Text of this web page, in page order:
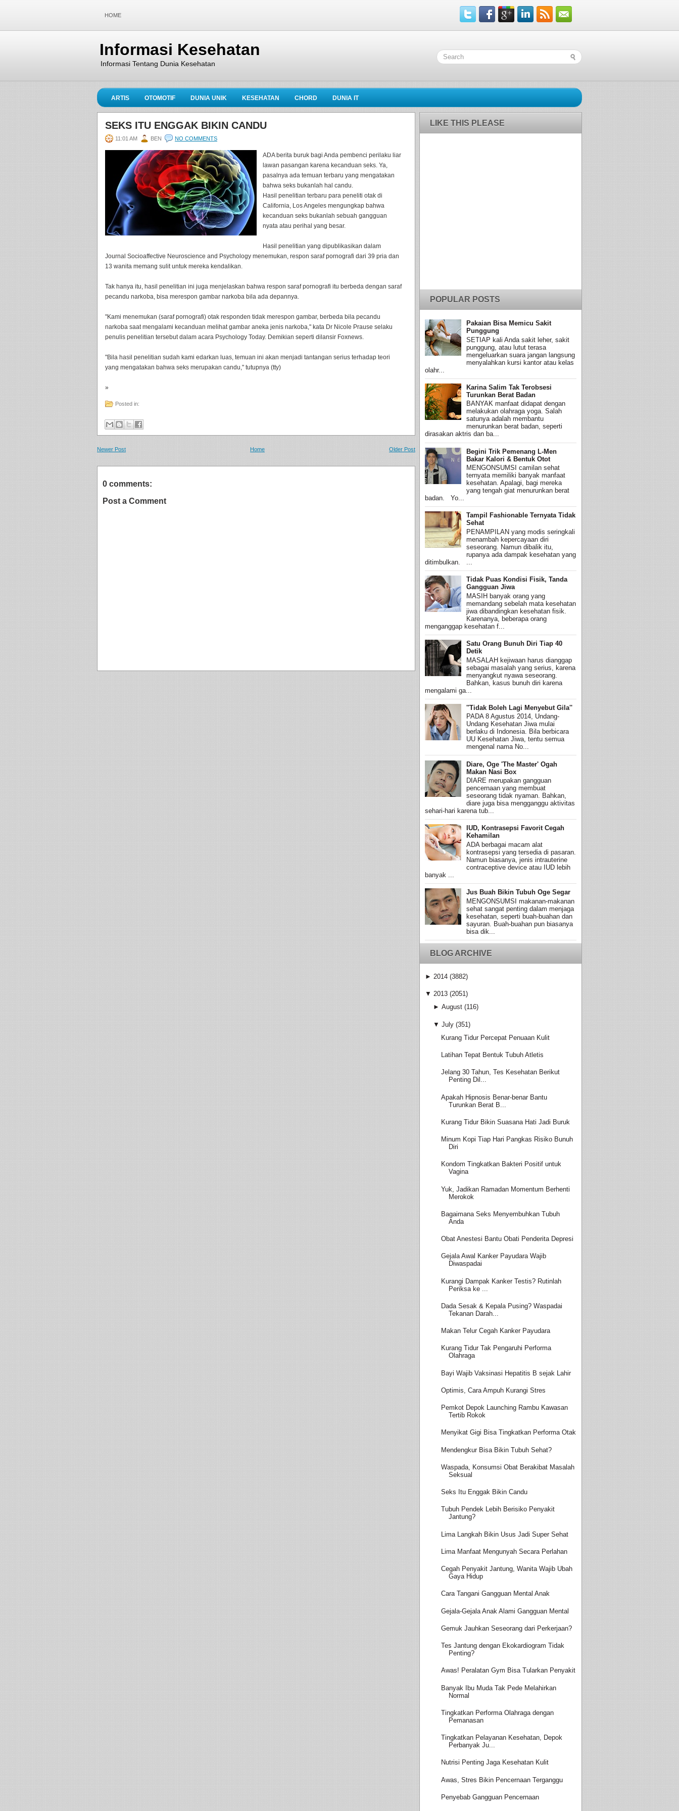
HOME
Informasi Kesehatan
Informasi Tentang Dunia Kesehatan
ARTIS OTOMOTIF DUNIA UNIK KESEHATAN CHORD DUNIA IT
SEKS ITU ENGGAK BIKIN CANDU
11:01 AM BEN NO COMMENTS
ADA berita buruk bagi Anda pembenci perilaku liar
lawan pasangan karena kecanduan seks. Ya,
pasalnya ada temuan terbaru yang mengatakan
bahwa seks bukanlah hal candu.
Hasil penelitian terbaru para peneliti otak di
California, Los Angeles mengungkap bahwa
kecanduan seks bukanlah sebuah gangguan
nyata atau perihal yang besar.
Hasil penelitian yang dipublikasikan dalam
Journal Socioaffective Neuroscience and Psychology menemukan, respon saraf pornografi dari 39 pria dan
13 wanita memang sulit untuk mereka kendalikan.
Tak hanya itu, hasil penelitian ini juga menjelaskan bahwa respon saraf pornografi itu berbeda dengan saraf
pecandu narkoba, bisa merespon gambar narkoba bila ada depannya.
"Kami menemukan (saraf pornografi) otak responden tidak merespon gambar, berbeda bila pecandu
narkoba saat mengalami kecanduan melihat gambar aneka jenis narkoba," kata Dr Nicole Prause selaku
penulis penelitian tersebut dalam acara Psychology Today. Demikian seperti dilansir Foxnews.
"Bila hasil penelitian sudah kami edarkan luas, temuan ini akan menjadi tantangan serius terhadap teori
yang mengatakan bahwa seks merupakan candu," tutupnya (tty)
»
Posted in:
Newer Post Older Post
Home
0 comments:
Post a Comment
LIKE THIS PLEASE
POPULAR POSTS
Pakaian Bisa Memicu Sakit
Punggung
SETIAP kali Anda sakit leher, sakit
punggung, atau lutut terasa
mengeluarkan suara jangan langsung
menyalahkan kursi kantor atau kelas
olahr...
Karina Salim Tak Terobsesi
Turunkan Berat Badan
BANYAK manfaat didapat dengan
melakukan olahraga yoga. Salah
satunya adalah membantu
menurunkan berat badan, seperti
dirasakan aktris dan ba...
Begini Trik Pemenang L-Men
Bakar Kalori & Bentuk Otot
MENGONSUMSI camilan sehat
ternyata memiliki banyak manfaat
kesehatan. Apalagi, bagi mereka
yang tengah giat menurunkan berat
badan. Yo...
Tampil Fashionable Ternyata Tidak
Sehat
PENAMPILAN yang modis seringkali
menambah kepercayaan diri
seseorang. Namun dibalik itu,
rupanya ada dampak kesehatan yang
ditimbulkan. ...
Tidak Puas Kondisi Fisik, Tanda
Gangguan Jiwa
MASIH banyak orang yang
memandang sebelah mata kesehatan
jiwa dibandingkan kesehatan fisik.
Karenanya, beberapa orang
menganggap kesehatan f...
Satu Orang Bunuh Diri Tiap 40
Detik
MASALAH kejiwaan harus dianggap
sebagai masalah yang serius, karena
menyangkut nyawa seseorang.
Bahkan, kasus bunuh diri karena
mengalami ga...
''Tidak Boleh Lagi Menyebut Gila''
PADA 8 Agustus 2014, Undang-
Undang Kesehatan Jiwa mulai
berlaku di Indonesia. Bila berbicara
UU Kesehatan Jiwa, tentu semua
mengenal nama No...
Diare, Oge 'The Master' Ogah
Makan Nasi Box
DIARE merupakan gangguan
pencernaan yang membuat
seseorang tidak nyaman. Bahkan,
diare juga bisa mengganggu aktivitas
sehari-hari karena tub...
IUD, Kontrasepsi Favorit Cegah
Kehamilan
ADA berbagai macam alat
kontrasepsi yang tersedia di pasaran.
Namun biasanya, jenis intrauterine
contraceptive device atau IUD lebih
banyak ...
Jus Buah Bikin Tubuh Oge Segar
MENGONSUMSI makanan-makanan
sehat sangat penting dalam menjaga
kesehatan, seperti buah-buahan dan
sayuran. Buah-buahan pun biasanya
bisa dik...
BLOG ARCHIVE
► 2014 (3882)
▼ 2013 (2051)
► August (116)
▼ July (351)
Kurang Tidur Percepat Penuaan Kulit
Latihan Tepat Bentuk Tubuh Atletis
Jelang 30 Tahun, Tes Kesehatan Berikut
Penting Dil...
Apakah Hipnosis Benar-benar Bantu
Turunkan Berat B...
Kurang Tidur Bikin Suasana Hati Jadi Buruk
Minum Kopi Tiap Hari Pangkas Risiko Bunuh
Diri
Kondom Tingkatkan Bakteri Positif untuk
Vagina
Yuk, Jadikan Ramadan Momentum Berhenti
Merokok
Bagaimana Seks Menyembuhkan Tubuh
Anda
Obat Anestesi Bantu Obati Penderita Depresi
Gejala Awal Kanker Payudara Wajib
Diwaspadai
Kurangi Dampak Kanker Testis? Rutinlah
Periksa ke ...
Dada Sesak & Kepala Pusing? Waspadai
Tekanan Darah...
Makan Telur Cegah Kanker Payudara
Kurang Tidur Tak Pengaruhi Performa
Olahraga
Bayi Wajib Vaksinasi Hepatitis B sejak Lahir
Optimis, Cara Ampuh Kurangi Stres
Pemkot Depok Launching Rambu Kawasan
Tertib Rokok
Menyikat Gigi Bisa Tingkatkan Performa Otak
Mendengkur Bisa Bikin Tubuh Sehat?
Waspada, Konsumsi Obat Berakibat Masalah
Seksual
Seks Itu Enggak Bikin Candu
Tubuh Pendek Lebih Berisiko Penyakit
Jantung?
Lima Langkah Bikin Usus Jadi Super Sehat
Lima Manfaat Mengunyah Secara Perlahan
Cegah Penyakit Jantung, Wanita Wajib Ubah
Gaya Hidup
Cara Tangani Gangguan Mental Anak
Gejala-Gejala Anak Alami Gangguan Mental
Gemuk Jauhkan Seseorang dari Perkerjaan?
Tes Jantung dengan Ekokardiogram Tidak
Penting?
Awas! Peralatan Gym Bisa Tularkan Penyakit
Banyak Ibu Muda Tak Pede Melahirkan
Normal
Tingkatkan Performa Olahraga dengan
Pemanasan
Tingkatkan Pelayanan Kesehatan, Depok
Perbanyak Ju...
Nutrisi Penting Jaga Kesehatan Kulit
Awas, Stres Bikin Pencernaan Terganggu
Penyebab Gangguan Pencernaan